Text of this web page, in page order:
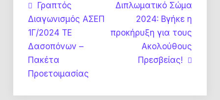
Πλοήγηση
άρθρων
Γραπτός
Διαγωνισμός ΑΣΕΠ
1Γ/2024 ΤΕ
Δασοπόνων –
Πακέτα
Προετοιμασίας
Διπλωματικό Σώμα
2024: Βγήκε η
προκήρυξη για τους
Ακολούθους
Πρεσβείας!